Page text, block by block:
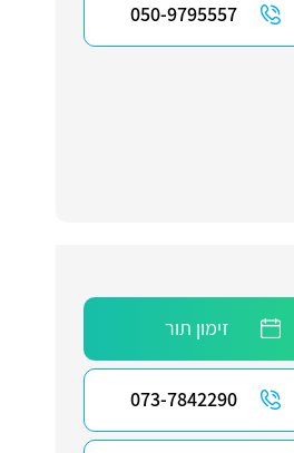
050-9795557
זימון תור
073-7842290